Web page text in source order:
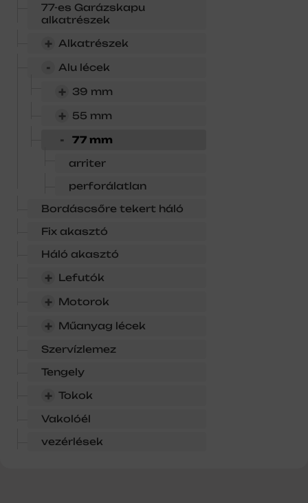
77-es Garázskapu
alkatrészek
+ Alkatrészek
- Alu lécek
+ 39 mm
+ 55 mm
-
77 mm
arriter
perforálatlan
Bordáscsőre tekert háló
Fix akasztó
Háló akasztó
+ Lefutók
+ Motorok
+
Műanyag lécek
Szervízlemez
Tengely
+ Tokok
Vakolóél
vezérlések